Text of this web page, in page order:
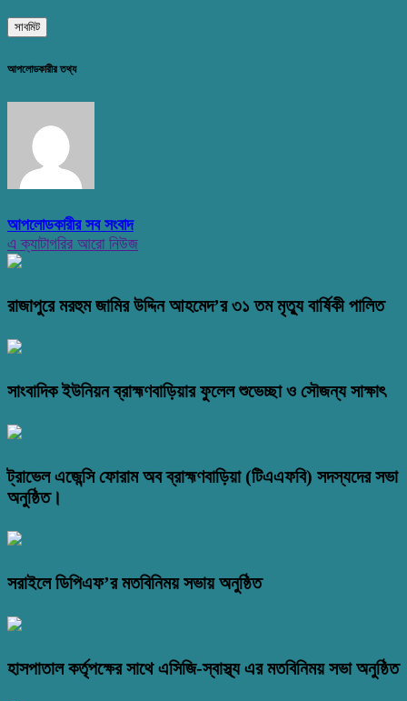
আপলোডকারীর তথ্য
আপলোডকারীর সব সংবাদ
এ ক্যাটাগরির আরো নিউজ
রাজাপুরে মরহুম জামির উদ্দিন আহমেদ’র ৩১ তম মৃত্যু বার্ষিকী পালিত
সাংবাদিক ইউনিয়ন ব্রাহ্মণবাড়িয়ার ফুলেল শুভেচ্ছা ও সৌজন্য সাক্ষাৎ
ট্রাভেল এজেন্সি ফোরাম অব ব্রাহ্মণবাড়িয়া (টিএএফবি) সদস্যদের সভা
অনুষ্ঠিত।
সরাইলে ডিপিএফ’র মতবিনিময় সভায় অনুষ্ঠিত
হাসপাতাল কর্তৃপক্ষের সাথে এসিজি-স্বাস্থ্য এর মতবিনিময় সভা অনুষ্ঠিত